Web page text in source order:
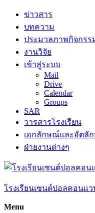
Skip
content
ข่าวสาร
บทความ
ประมวลภาพกิจกรร
งานวิจัย
เข้าสู่ระบบ
Mail
Drive
Calendar
Groups
SAR
วารสารโรงเรียน
เอกลักษณ์และอัตลั
ฝ่ายงานต่างๆ
โรงเรียนเซนต์ปอลคอนแ
Menu